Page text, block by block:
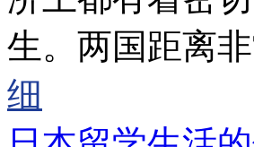
生。两国距离
细